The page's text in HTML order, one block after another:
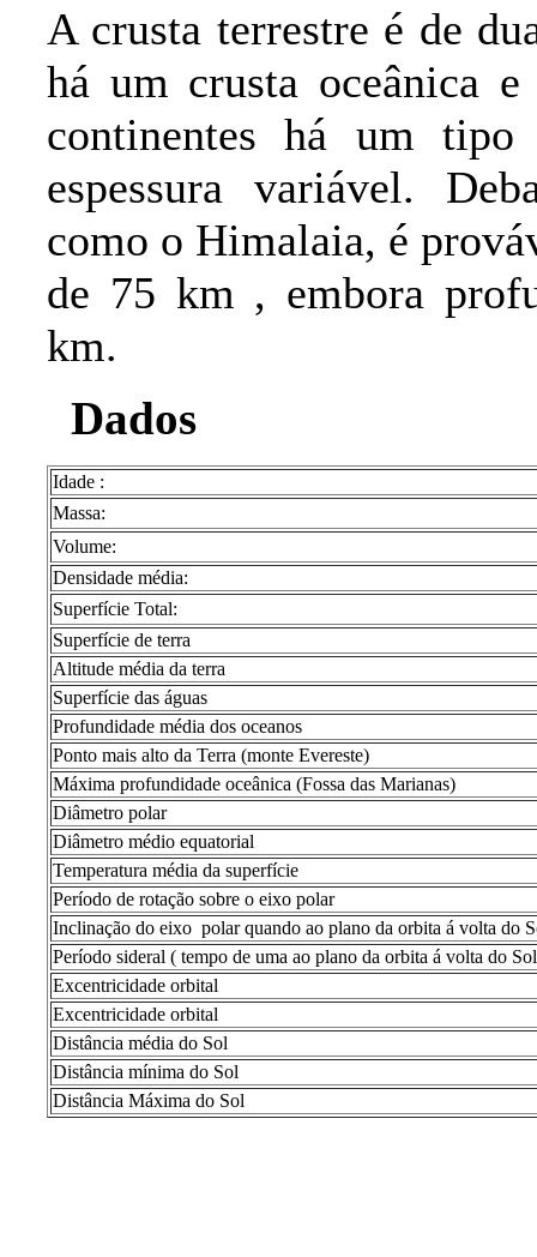
A crusta terrestre é de
há um crusta oceânica
continentes há um
espessura variável.
como o Himalaia, é
de 75 km , embora
km.
Dados
Idade :
Massa:
Volume:
Densidade média:
Superfície Total:
Superfície de terra
Altitude média da terra
Superfície das águas
Profundidade média dos oceanos
Ponto mais alto da Terra (monte Evereste)
Máxima profundidade oceânica (Fossa das Marianas)
Diâmetro polar
Diâmetro médio equatorial
Temperatura média da superfície
Período de rotação sobre o eixo polar
Inclinação do eixo polar quando ao plano da orbita á volta do
Período sideral ( tempo de uma ao plano da orbita á volta do Sol
Excentricidade orbital
Excentricidade orbital
Distância média do Sol
Distância mínima do Sol
Distância Máxima do Sol